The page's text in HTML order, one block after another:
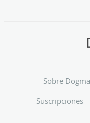
Sobre Dogma
Suscripciones